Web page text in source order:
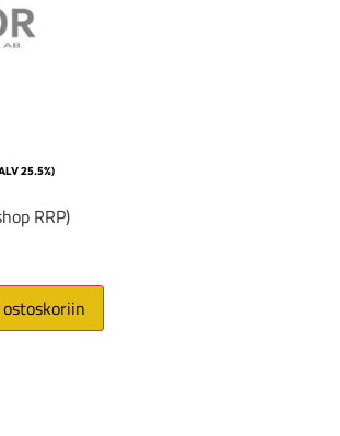
25.5%)
RRP)
ostoskoriin